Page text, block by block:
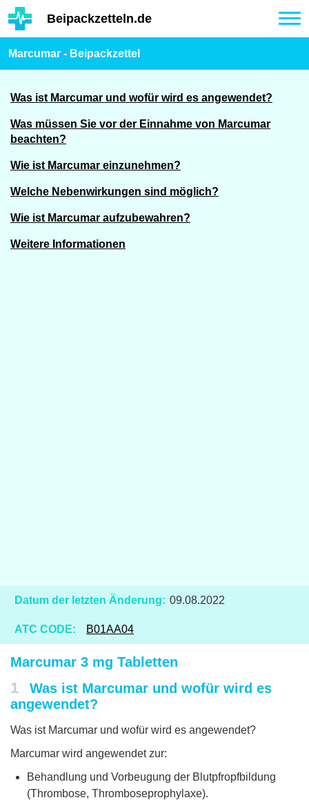
Hauptinhalt
Beipackzetteln.de
Marcumar - Beipackzettel
Was ist Marcumar und wofür wird es angewendet?
Was müssen Sie vor der Einnahme von Marcumar
beachten?
Wie ist Marcumar einzunehmen?
Welche Nebenwirkungen sind möglich?
Wie ist Marcumar aufzubewahren?
Weitere Informationen
Datum der letzten Änderung: 09.08.2022
ATC CODE: B01AA04
Marcumar 3 mg Tabletten
1
Was ist Marcumar und wofür wird es
angewendet?
Was ist Marcumar und wofür wird es angewendet?
Marcumar wird angewendet zur:
Behandlung und Vorbeugung der Blutpfropfbildung
(Thrombose, Thromboseprophylaxe).